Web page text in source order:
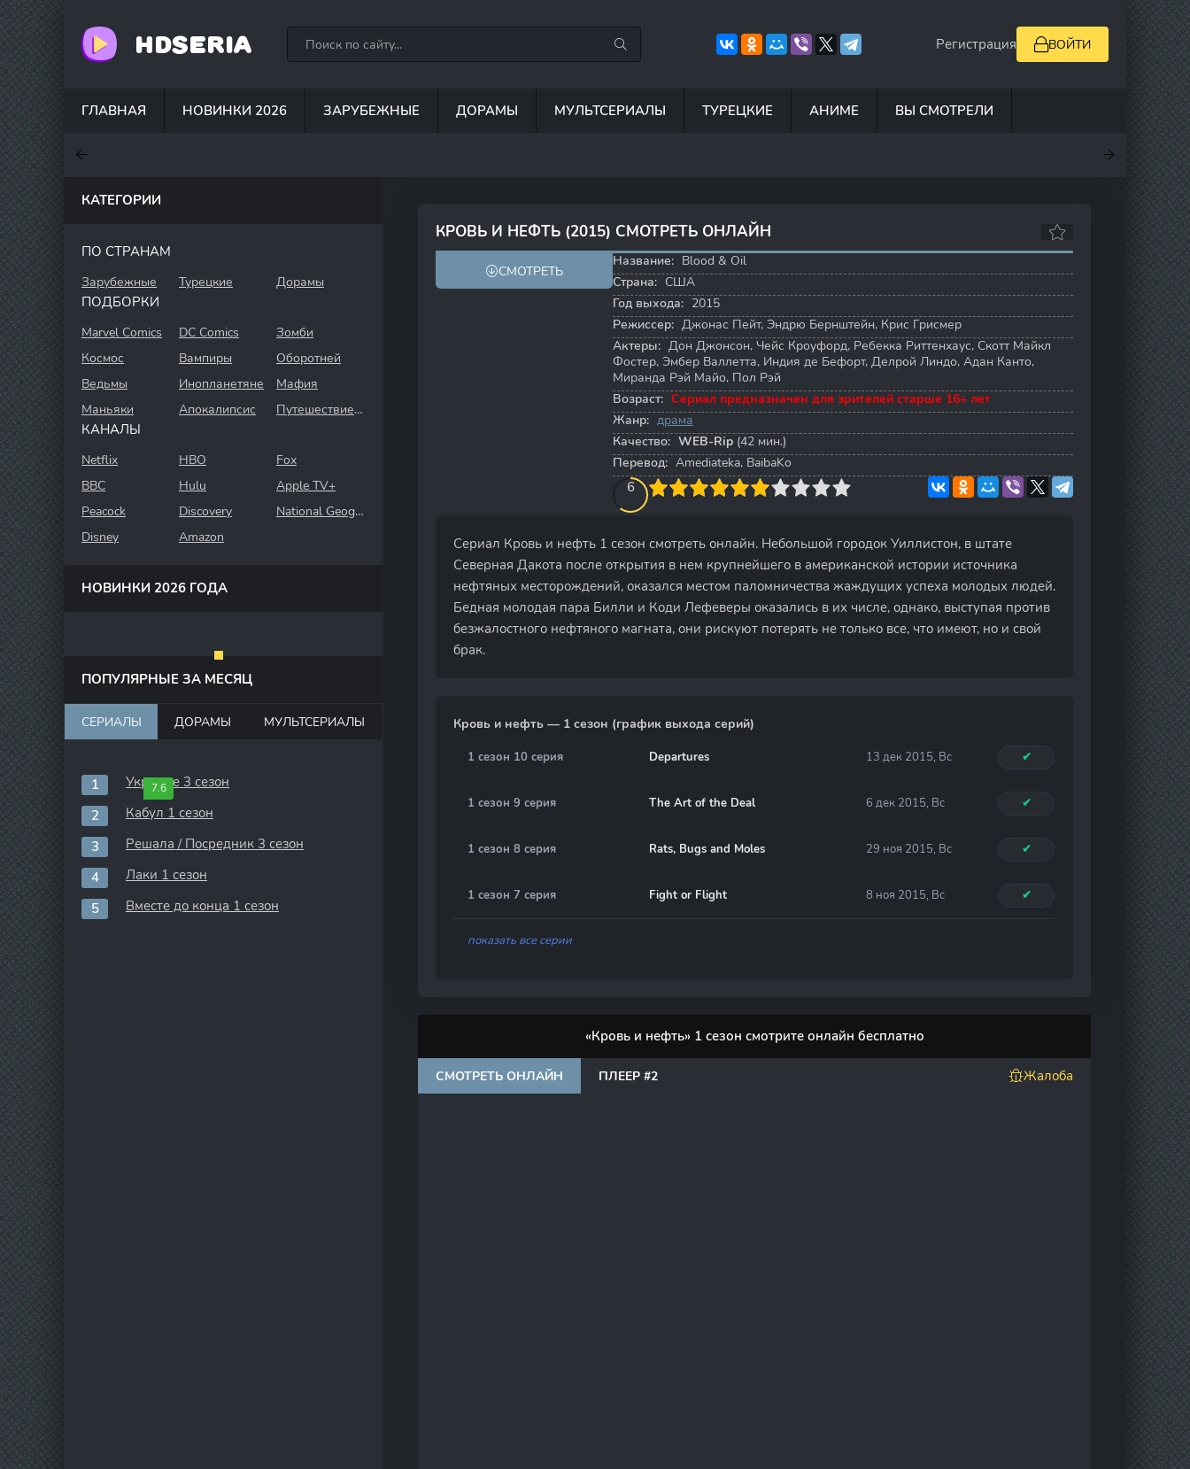
HDSERIA Регистрация ВОЙТИ
ГЛАВНАЯ НОВИНКИ 2026 ЗАРУБЕЖНЫЕ ДОРАМЫ МУЛЬТСЕРИАЛЫ ТУРЕЦКИЕ АНИМЕ ВЫ СМОТРЕЛИ
7.8
КРОВЬ И НЕФТЬ (2015) СМОТРЕТЬ ОНЛАЙН
6.6 6.6
СМОТРЕТЬ
Название: Blood & Oil
Страна: США
Год выхода: 2015
Режиссер: Джонас Пейт, Эндрю Бернштейн, Крис Грисмер
Актеры: Дон Джонсон, Чейс Кроуфорд, Ребекка Риттенхаус, Скотт Майкл
Фостер, Эмбер Валлетта, Индия де Бефорт, Делрой Линдо, Адан Канто,
Миранда Рэй Майо, Пол Рэй
Возраст: Сериал предназначен для зрителей старше 16+ лет
Жанр: драма
Качество: WEB-Rip (42 мин.)
Перевод: Amediateka, BaibaKo
6
4 5 6 7 8 9 10
Сериал Кровь и нефть 1 сезон смотреть онлайн. Небольшой городок Уиллистон, в штате
Северная Дакота после открытия в нем крупнейшего в американской истории источника
нефтяных месторождений, оказался местом паломничества жаждущих успеха молодых людей.
Бедная молодая пара Билли и Коди Лефеверы оказались в их числе, однако, выступая против
безжалостного нефтяного магната, они рискуют потерять не только все, что имеют, но и свой
брак.
Кровь и нефть — 1 сезон (график выхода серий)
1 сезон 10 серия Departures 13 дек 2015, Вс ✔
1 сезон 9 серия The Art of the Deal 6 дек 2015, Вс ✔
1 сезон 8 серия Rats, Bugs and Moles 29 ноя 2015, Вс ✔
1 сезон 7 серия Fight or Flight 8 ноя 2015, Вс ✔
показать все серии
«Кровь и нефть» 1 сезон смотрите онлайн бесплатно
СМОТРЕТЬ ОНЛАЙН ПЛЕЕР #2 Жалоба
КАТЕГОРИИ
ПО СТРАНАМ
Зарубежные Турецкие Дорамы
ПОДБОРКИ
Marvel Comics DC Comics
Зомби
Космос
Вампиры
Оборотней
Ведьмы
Инопланетяне
Мафия
Маньяки
Апокалипсис Путешествие во времени
КАНАЛЫ
Netflix HBO
Fox
BBC
Hulu
Apple TV+
Peacock
Discovery
National Geographic
Disney
Amazon
НОВИНКИ 2026 ГОДА
ПОПУЛЯРНЫЕ ЗА МЕСЯЦ
СЕРИАЛЫ ДОРАМЫ МУЛЬТСЕРИАЛЫ
7.6
Укрытие 3 сезон
Кабул 1 сезон
Решала / Посредник 3 сезон
Лаки 1 сезон
Вместе до конца 1 сезон